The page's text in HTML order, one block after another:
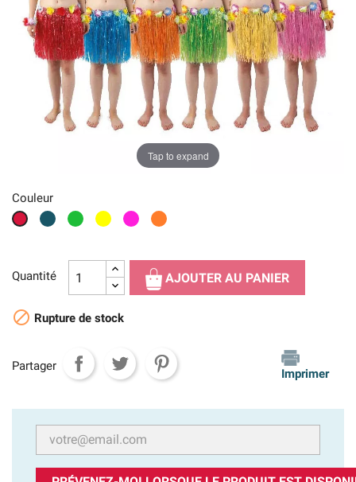
Tap to expand
Couleur
RougeBleu Vert JauneRose Orange
Quantité AJOUTER AU PANIER
 Rupture de stock
Partager
Imprimer